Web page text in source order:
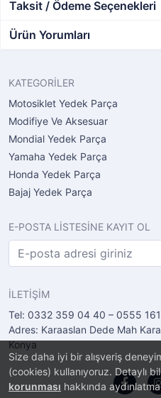
Size daha iyi bir alışveriş
(cookies) kullanıyoruz. Detaylı
korunması hakkında
Taksit / Ödeme Seçenekleri
Ürün Yorumları
KATEGORİLER
Motosiklet Yedek Parça
Modifiye Ve Aksesuar
Mondial Yedek Parça
Yamaha Yedek Parça
Honda Yedek Parça
Bajaj Yedek Parça
E-POSTA LİSTESİNE KAYIT OL
İLETİŞİM
Tel: 0332 359 04 40 – 0555
Adres: Karaaslan Dede Mah
Konya